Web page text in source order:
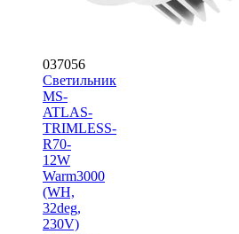
037056
Светильник
MS-
ATLAS-
TRIMLESS-
R70-
12W
Warm3000
(WH,
32deg,
230V)